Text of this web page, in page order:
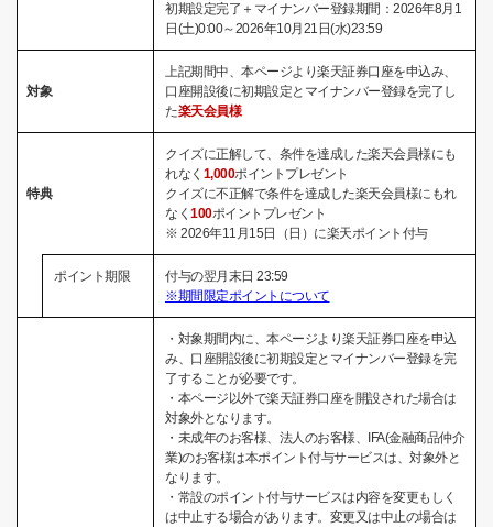
初期設定完了＋マイナンバー登録期間：2026年8月1
日(土)0:00～2026年10月21日(水)23:59
対象
上記期間中、本ページより楽天証券口座を申込み、
口座開設後に初期設定とマイナンバー登録を完了し
た楽天会員様
特典
クイズに正解して、条件を達成した楽天会員様にも
れなく 1,000ポイントプレゼント
クイズに不正解で条件を達成した楽天会員様にもれ
なく 100ポイントプレゼント
※ 2026年11月15日（日）に楽天ポイント付与
ポイント期限
付与の翌月末日 23:59
※期間限定ポイントについて
・対象期間内に、本ページより楽天証券口座を申込
み、口座開設後に初期設定とマイナンバー登録を完
了することが必要です。
・本ページ以外で楽天証券口座を開設された場合は
対象外となります。
・未成年のお客様、法人のお客様、IFA(金融商品仲介
業)のお客様は本ポイント付与サービスは、対象外と
なります。
・常設のポイント付与サービスは内容を変更もしく
は中止する場合があります。変更又は中止の場合は